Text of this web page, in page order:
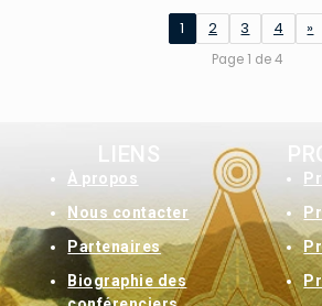
1 2 3 4 »
Page 1 de 4
LIENS
À propos
Nous contacter
Partenaires
Biographie des